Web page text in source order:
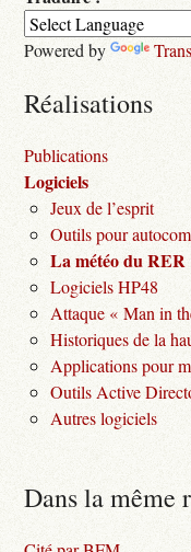
Powered by
Réalisations
Publications
Logiciels
Jeux de l’esprit
Outils pour
La météo du RER
Logiciels HP48
Attaque « Man in
Historiques de la
Applications pour
Outils Active
Autres logiciels
Dans la même